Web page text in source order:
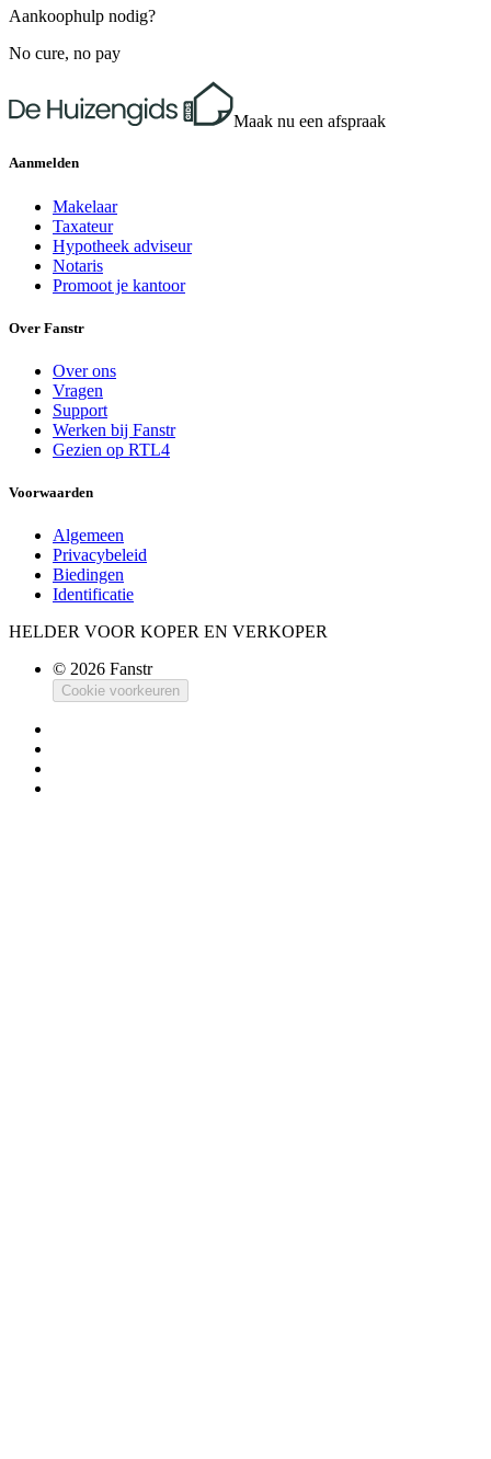
Aankoophulp nodig?
No cure, no pay
Maak nu een afspraak
Aanmelden
Makelaar
Taxateur
Hypotheek adviseur
Notaris
Promoot je kantoor
Over Fanstr
Over ons
Vragen
Support
Werken bij Fanstr
Gezien op RTL4
Voorwaarden
Algemeen
Privacybeleid
Biedingen
Identificatie
HELDER VOOR KOPER EN VERKOPER
© 2026 Fanstr
Cookie voorkeuren